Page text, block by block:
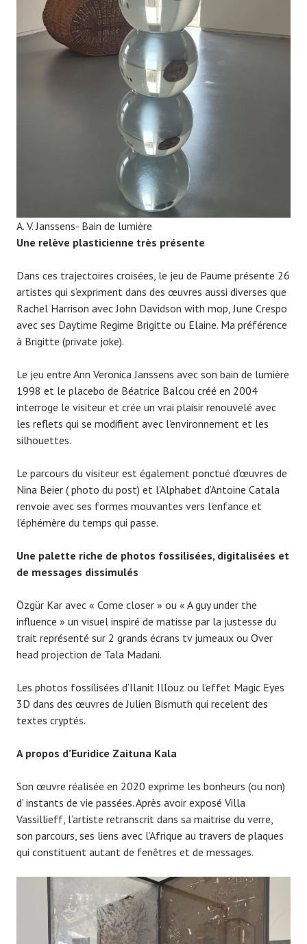
A. V. Janssens- Bain de lumière
Une relève plasticienne très présente
Dans ces trajectoires croisées, le jeu de Paume présente 26
artistes qui s’expriment dans des œuvres aussi diverses que
Rachel Harrison avec John Davidson with mop, June Crespo
avec ses Daytime Regime Brigitte ou Elaine. Ma préférence
à Brigitte (private joke).
Le jeu entre Ann Veronica Janssens avec son bain de lumière
1998 et le placebo de Béatrice Balcou créé en 2004
interroge le visiteur et crée un vrai plaisir renouvelé avec
les reflets qui se modifient avec l’environnement et les
silhouettes.
Le parcours du visiteur est également ponctué d’œuvres de
Nina Beier ( photo du post) et l’Alphabet d’Antoine Catala
renvoie avec ses formes mouvantes vers l’enfance et
l’éphémère du temps qui passe.
Une palette riche de photos fossilisées, digitalisées et
de messages dissimulés
Özgür Kar avec « Come closer » ou « A guy under the
influence » un visuel inspiré de matisse par la justesse du
trait représenté sur 2 grands écrans tv jumeaux ou Over
head projection de Tala Madani.
Les photos fossilisées d’Ilanit Illouz ou l’effet Magic Eyes
3D dans des œuvres de Julien Bismuth qui recelent des
textes cryptés.
A propos d’Euridice Zaituna Kala
Son œuvre réalisée en 2020 exprime les bonheurs (ou non)
d’ instants de vie passées. Après avoir exposé Villa
Vassillieff, l’artiste retranscrit dans sa maitrise du verre,
son parcours, ses liens avec l’Afrique au travers de plaques
qui constituent autant de fenêtres et de messages.